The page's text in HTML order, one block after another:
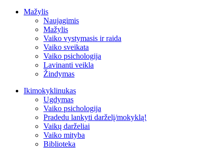
Mažylis
Naujagimis
Mažylis
Vaiko vystymasis ir raida
Vaiko sveikata
Vaiko psichologija
Lavinanti veikla
Žindymas
Ikimokyklinukas
Ugdymas
Vaiko psichologija
Pradedu lankyti darželį/mokyklą!
Vaikų darželiai
Vaiko mityba
Biblioteka